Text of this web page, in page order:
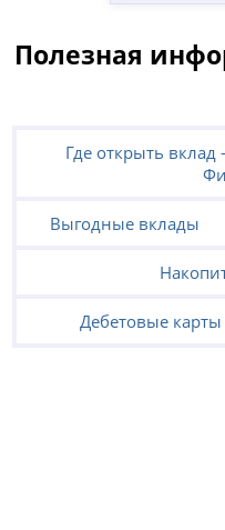
Полезная
Где открыть вклад
Выгодные вклады
Дебетовые карты